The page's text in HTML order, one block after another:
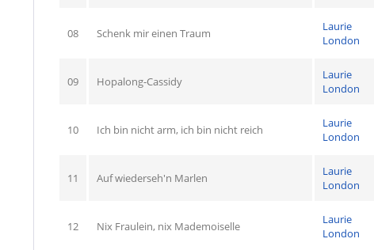
08 Schenk mir einen Traum
Laurie
London
09 Hopalong-Cassidy
Laurie
London
10 Ich bin nicht arm, ich bin nicht reich
Laurie
London
11 Auf wiederseh'n Marlen
Laurie
London
12 Nix Fraulein, nix Mademoiselle
Laurie
London